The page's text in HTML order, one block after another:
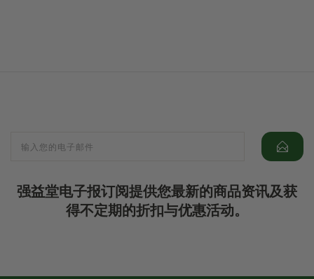
强益堂电子报订阅提供您最新的商品资讯及获
得不定期的折扣与优惠活动。